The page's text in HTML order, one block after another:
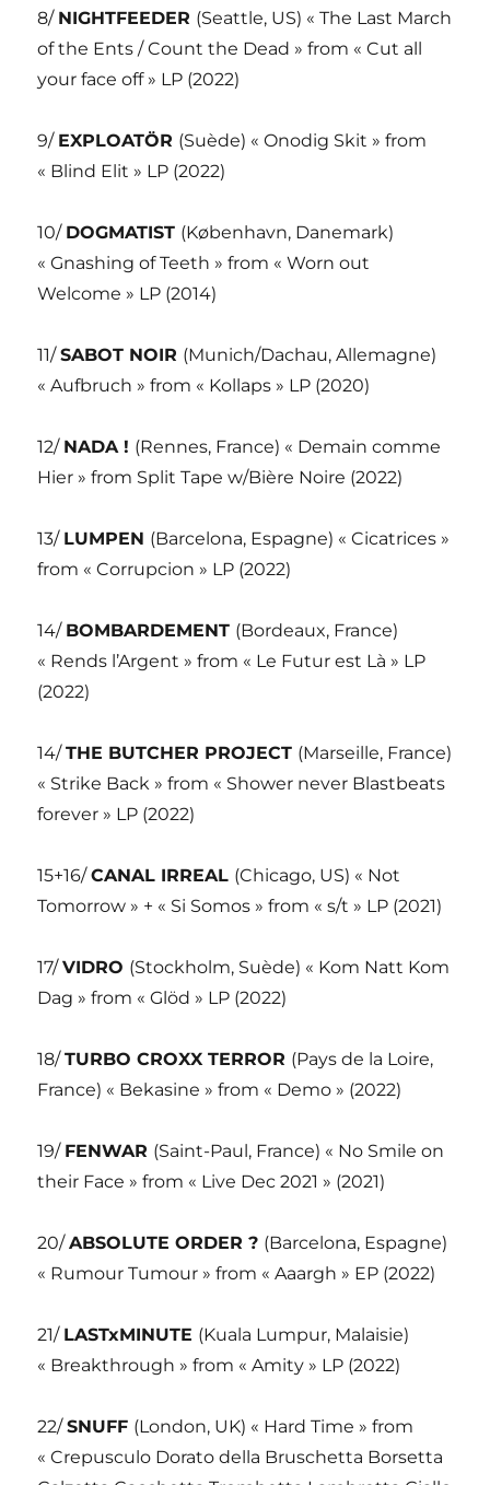
8/ NIGHTFEEDER (Seattle, US) « The Last March
of the Ents / Count the Dead » from « Cut all
your face off » LP (2022)
9/ EXPLOATÖR (Suède) « Onodig Skit » from
« Blind Elit » LP (2022)
10/ DOGMATIST (København, Danemark)
« Gnashing of Teeth » from « Worn out
Welcome » LP (2014)
11/SABOT NOIR (Munich/Dachau, Allemagne)
« Aufbruch » from « Kollaps » LP (2020)
12/ NADA ! (Rennes, France) « Demain comme
Hier » from Split Tape w/Bière Noire (2022)
13/ LUMPEN (Barcelona, Espagne) « Cicatrices »
from « Corrupcion » LP (2022)
14/ BOMBARDEMENT (Bordeaux, France)
« Rends l’Argent » from « Le Futur est Là » LP
(2022)
14/THE BUTCHER PROJECT (Marseille, France)
« Strike Back » from « Shower never Blastbeats
forever » LP (2022)
15+16/CANAL IRREAL (Chicago, US) « Not
Tomorrow » + « Si Somos » from « s/t » LP (2021)
17/VIDRO (Stockholm, Suède) « Kom Natt Kom
Dag » from « Glöd » LP (2022)
18/TURBO CROXX TERROR (Pays de la Loire,
France) « Bekasine » from « Demo » (2022)
19/ FENWAR (Saint-Paul, France) « No Smile on
their Face » from « Live Dec 2021 » (2021)
20/ABSOLUTE ORDER ? (Barcelona, Espagne)
« Rumour Tumour » from « Aaargh » EP (2022)
21/ LASTxMINUTE (Kuala Lumpur, Malaisie)
« Breakthrough » from « Amity » LP (2022)
22/SNUFF (London, UK) « Hard Time » from
« Crepusculo Dorato della Bruschetta Borsetta